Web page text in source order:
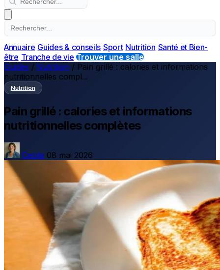
Annuaire Guides & conseils Sport Nutrition Santé et Bien-
être Tranche de vie Trouver une salle
Guides / Nutrition / Pain grillé : calories et informations
nutritionnelles compl...
Nutrition
Pain grillé : calories et informations
nutritionnelles complètes
Cecile 08 mai 2026